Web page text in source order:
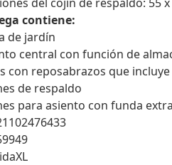
contiene:
de jardín
central con función de
con reposabrazos que
de respaldo
para asiento con funda